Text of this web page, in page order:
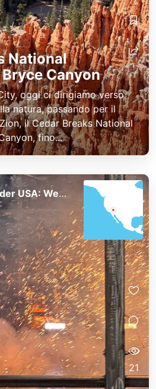
National
Canyon
oggi ci dirigiamo verso
natura, passando per il
il Cedar Breaks National
fino...
Südwesten der USA: Westküste und Nationalparks
21